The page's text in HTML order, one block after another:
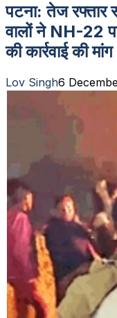
पटना: तेज रफ्तार
वालों ने NH-22
की कार्रवाई की मांग
Lov Singh6